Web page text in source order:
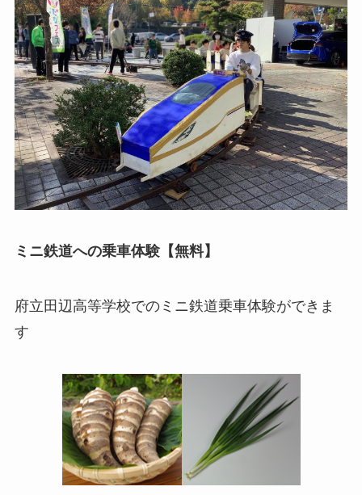
ミニ鉄道への乗車体験【無料】
府立田辺高等学校でのミニ鉄道乗車体験ができま
す